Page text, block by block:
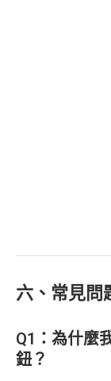
六、常見問
Q1：為什麼
鈕？